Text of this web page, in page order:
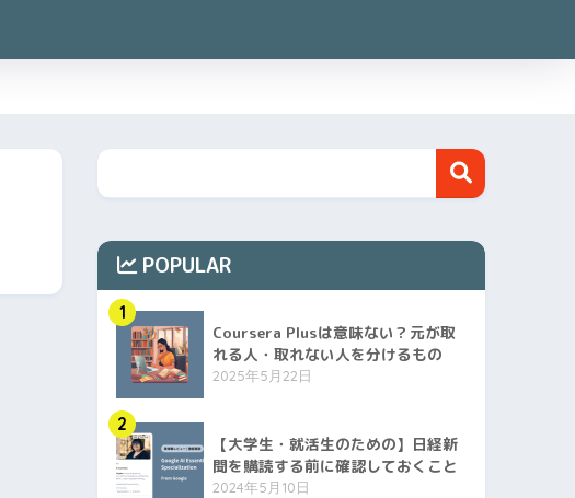
POPULAR
1
Coursera Plusは意味ない？元が取
れる人・取れない人を分けるもの
2025年5月22日
2
【大学生・就活生のための】日経新
聞を購読する前に確認しておくこと
2024年5月10日